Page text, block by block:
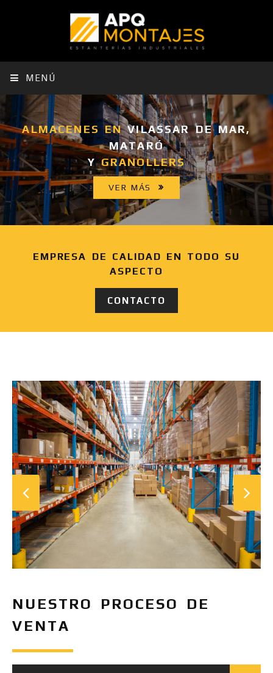
MENÚ
ALMACENES ENVILASSAR DE MAR,
MATARÓ
YGRANOLLERS
VER MÁS
EMPRESA DE CALIDAD EN TODO SU
ASPECTO
CONTACTO
NUESTRO PROCESO DE
VENTA